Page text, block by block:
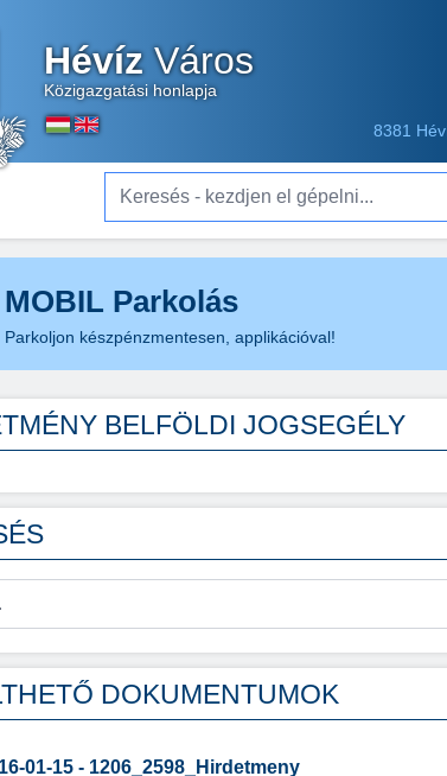
HévízVáros
Közigazgatási honlapja
8381
Keresés - kezdjen el gépelni...
MOBIL Parkolás
Parkoljon készpénzmentesen, applikációval!
BELFÖLDI JOGSEGÉLY
DOKUMENTUMOK
01-15 - 1206_2598_Hirdetmeny